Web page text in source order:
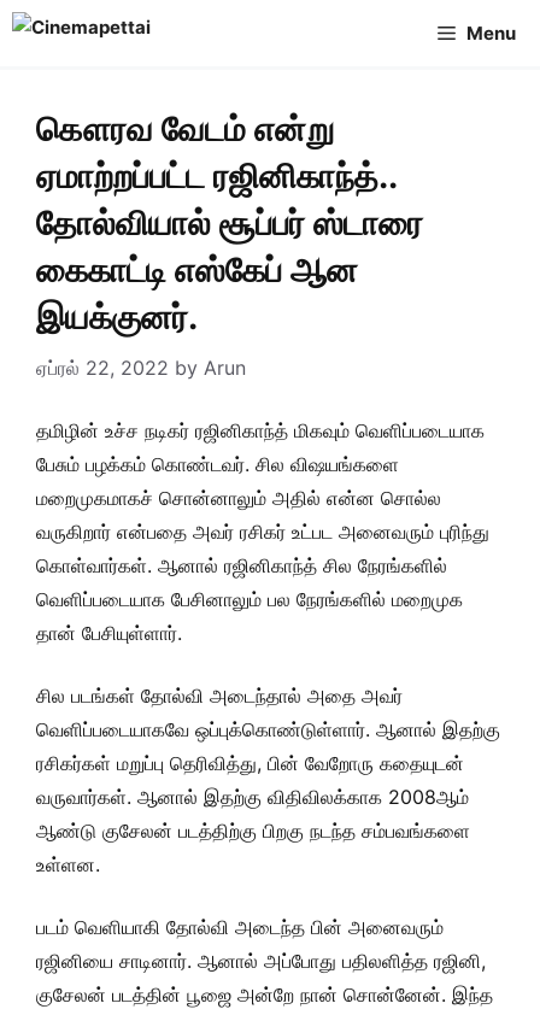
Skip
Menu
கௌரவ வேடம் என்று
ஏமாற்றப்பட்ட ரஜினிகாந்த்..
தோல்வியால் சூப்பர் ஸ்டாரை
கைகாட்டி எஸ்கேப் ஆன
இயக்குனர்.
ஏப்ரல் 22, 2022 by Arun
தமிழின் உச்ச நடிகர் ரஜினிகாந்த் மிகவும் வெளிப்படையாக
பேசும் பழக்கம் கொண்டவர். சில விஷயங்களை
மறைமுகமாகச் சொன்னாலும் அதில் என்ன சொல்ல
வருகிறார் என்பதை அவர் ரசிகர் உட்பட அனைவரும் புரிந்து
கொள்வார்கள். ஆனால் ரஜினிகாந்த் சில நேரங்களில்
வெளிப்படையாக பேசினாலும் பல நேரங்களில் மறைமுக
தான் பேசியுள்ளார்.
சில படங்கள் தோல்வி அடைந்தால் அதை அவர்
வெளிப்படையாகவே ஒப்புக்கொண்டுள்ளார். ஆனால் இதற்கு
ரசிகர்கள் மறுப்பு தெரிவித்து, பின் வேறோரு கதையுடன்
வருவார்கள். ஆனால் இதற்கு விதிவிலக்காக 2008ஆம்
ஆண்டு குசேலன் படத்திற்கு பிறகு நடந்த சம்பவங்களை
உள்ளன.
படம் வெளியாகி தோல்வி அடைந்த பின் அனைவரும்
ரஜினியை சாடினார். ஆனால் அப்போது பதிலளித்த ரஜினி,
குசேலன் படத்தின் பூஜை அன்றே நான் சொன்னேன். இந்த